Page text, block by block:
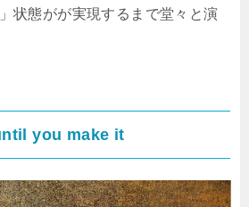
状態がが実現するまで堂々と演
you make it